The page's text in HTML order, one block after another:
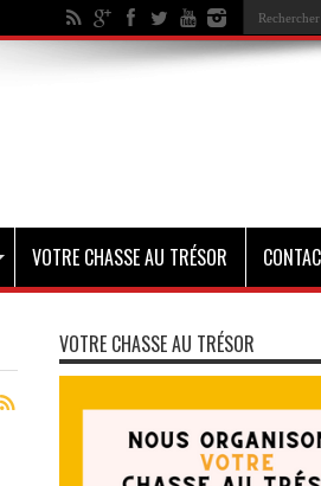
VOTRE CHASSE AU TRÉSOR
VOTRE CHASSE AU TRÉSOR